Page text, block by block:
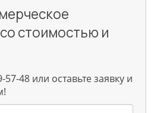
стоимостью и
48 или оставьте заявку и